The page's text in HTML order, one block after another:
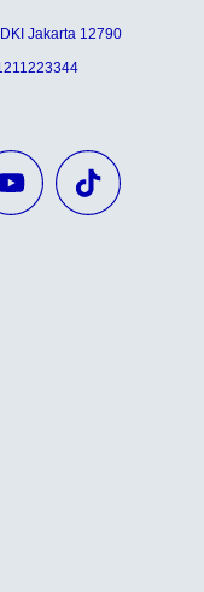
Jakarta 12790